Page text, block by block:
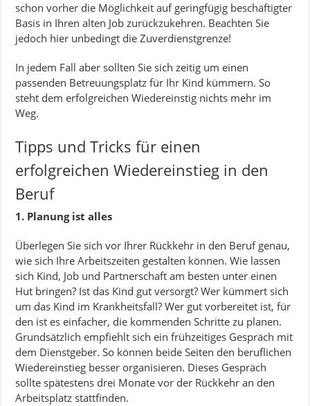
schon vorher die Möglichkeit auf geringfügig beschäftigter
Basis in Ihren alten Job zurückzukehren. Beachten Sie
jedoch hier unbedingt die Zuverdienstgrenze!
In jedem Fall aber sollten Sie sich zeitig um einen
passenden Betreuungsplatz für Ihr Kind kümmern. So
steht dem erfolgreichen Wiedereinstig nichts mehr im
Weg.
Tipps und Tricks für einen
erfolgreichen Wiedereinstieg in den
Beruf
1. Planung ist alles
Überlegen Sie sich vor Ihrer Rückkehr in den Beruf genau,
wie sich Ihre Arbeitszeiten gestalten können. Wie lassen
sich Kind, Job und Partnerschaft am besten unter einen
Hut bringen? Ist das Kind gut versorgt? Wer kümmert sich
um das Kind im Krankheitsfall? Wer gut vorbereitet ist, für
den ist es einfacher, die kommenden Schritte zu planen.
Grundsätzlich empfiehlt sich ein frühzeitiges Gespräch mit
dem Dienstgeber. So können beide Seiten den beruflichen
Wiedereinstieg besser organisieren. Dieses Gespräch
sollte spätestens drei Monate vor der Rückkehr an den
Arbeitsplatz stattfinden.